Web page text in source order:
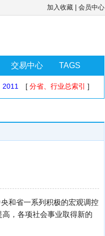
加入收藏 会员中心
交易中心 TAGS
2011 [ 分省、行业总索引 ]
和省一系列积极的宏观调控
，各项社会事业取得新的